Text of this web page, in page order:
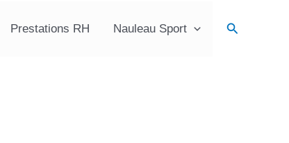
Prestations RH Nauleau Sport